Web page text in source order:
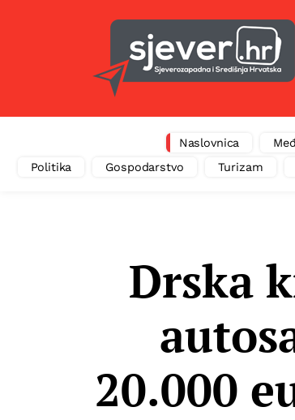
Naslovnica
Politika
Gospodarstvo Turizam
Drska
20.000